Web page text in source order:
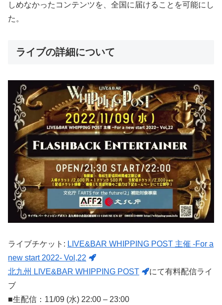
しめなかったコンテンツを、全国に届けることを可能にし
た。
ライブの詳細について
ライブチケット: LIVE&BAR WHIPPING POST 主催 -For a
new start 2022- Vol,22
北九州 LIVE&BAR WHIPPING POST
にて有料配信ライ
ブ
■生配信：11/09 (水) 22:00 – 23:00